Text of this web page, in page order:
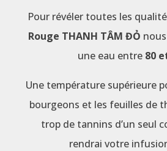
Pour révéler toutes les
Rouge THANH TÂM ĐỎ
une eau entre 80
Une température supérieure
bourgeons et les feuilles de
trop de tannins d’un seul
rendrai votre